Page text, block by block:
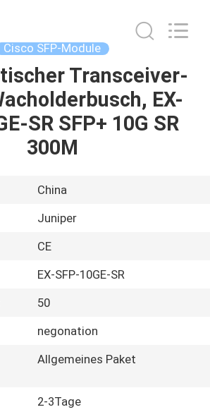
Cisco SFP-Module
Transceiver-
EX-
SR SFP+ 10G SR
300M
China
Juniper
CE
EX-SFP-10GE-SR
50
negonation
Allgemeines Paket
2-3Tage